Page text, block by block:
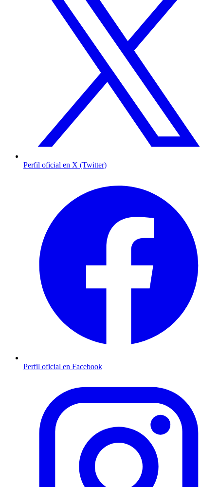
Perfil oficial en X (Twitter)
Perfil oficial en Facebook